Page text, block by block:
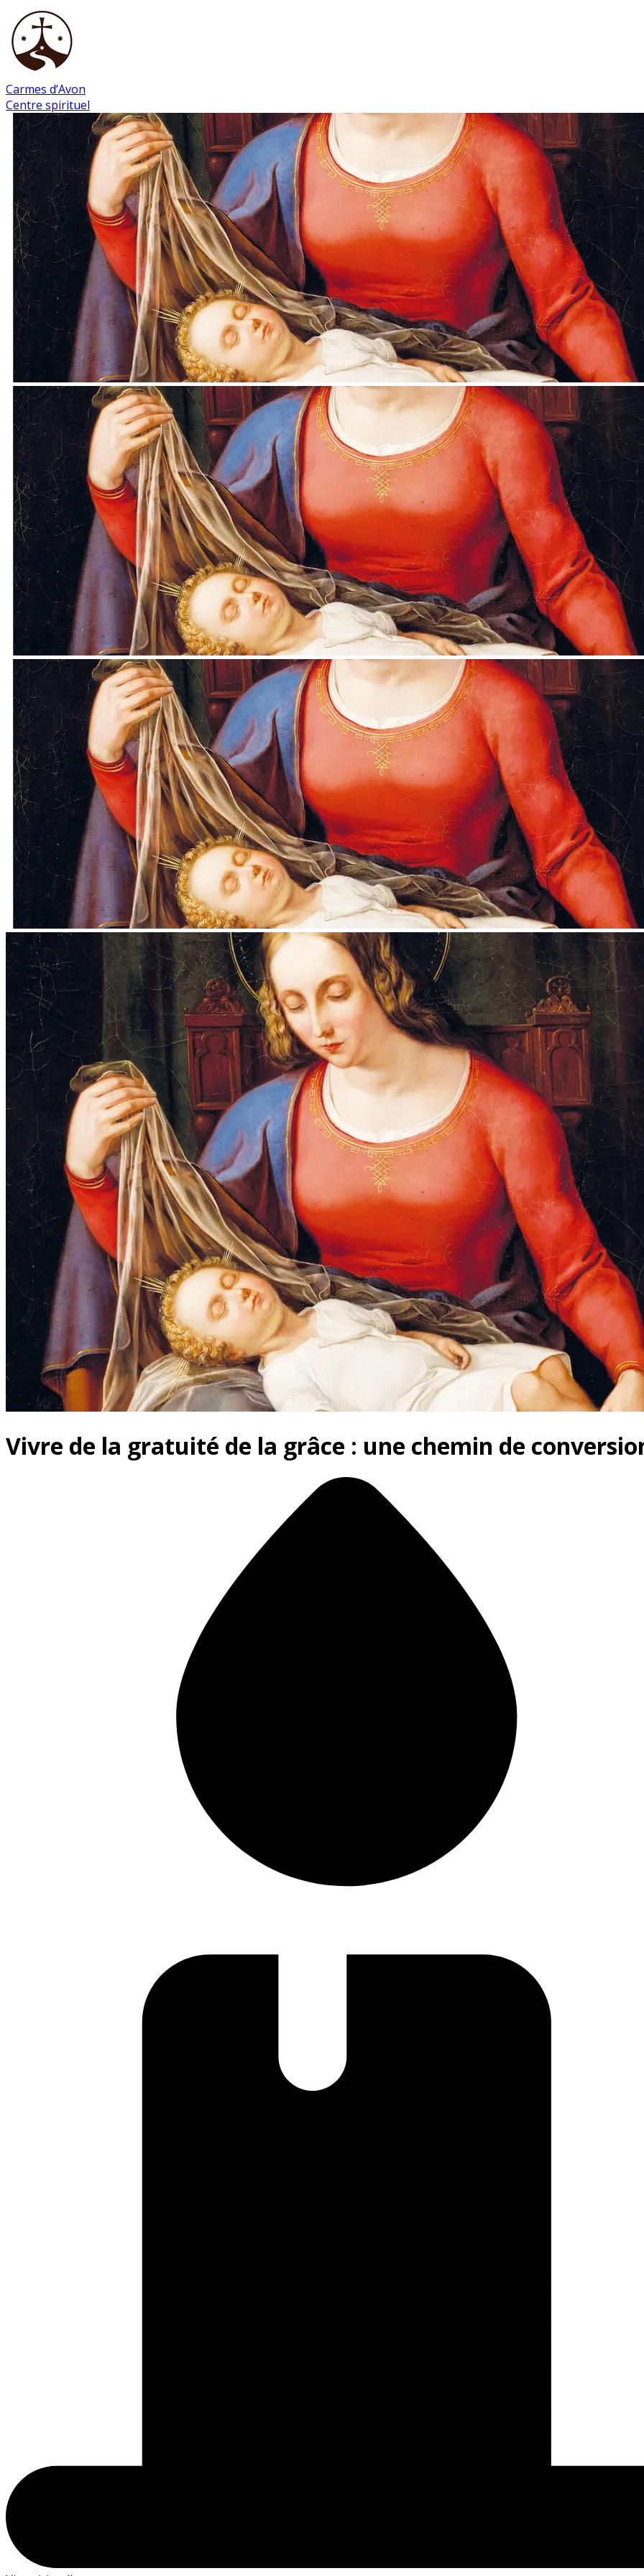
Carmes d’Avon
Centre spirituel
Vivre de la gratuité de la grâce : une chemin de